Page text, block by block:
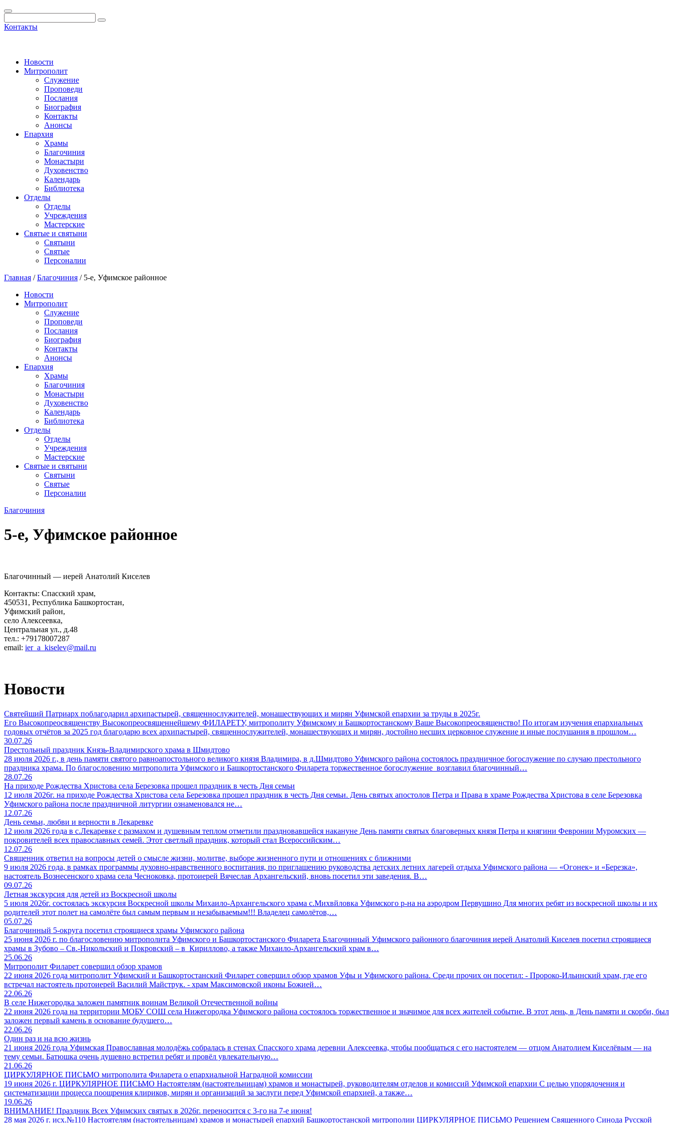
Контакты
Новости
Митрополит
Служение
Проповеди
Послания
Биография
Контакты
Анонсы
Епархия
Храмы
Благочиния
Монастыри
Духовенство
Календарь
Библиотека
Отделы
Отделы
Учреждения
Мастерские
Святые и святыни
Cвятыни
Cвятые
Персоналии
Главная /Благочиния / 5-е, Уфимское районное
Новости
Митрополит
Служение
Проповеди
Послания
Биография
Контакты
Анонсы
Епархия
Храмы
Благочиния
Монастыри
Духовенство
Календарь
Библиотека
Отделы
Отделы
Учреждения
Мастерские
Святые и святыни
Cвятыни
Cвятые
Персоналии
Благочиния
5-е, Уфимское районное
Благочинный — иерей Анатолий Киселев
Контакты: Спасский храм,
450531, Республика Башкортостан,
Уфимский район,
село Алексеевка,
Центральная ул., д.48
тел.: +79178007287
email: ier_a_kiselev@mail.ru
Новости
Святейший Патриарх поблагодарил архипастырей, священнослужителей, монашествующих и мирян Уфимской епархии за труды в 2025г.
Его Высокопреосвященству Высокопреосвященнейшему ФИЛАРЕТУ, митрополиту Уфимскому и Башкортостанскому Ваше Высокопреосвященство! По итогам изучения епархиальных
годовых отчётов за 2025 год благодарю всех архипастырей, священнослужителей, монашествующих и мирян, достойно несших церковное служение и иные послушания в прошлом…
30.07.26
Престольный праздник Князь-Владимирского храма в Шмидтово
28 июля 2026 г., в день памяти святого равноапостольного великого князя Владимира, в д.Шмидтово Уфимского района состоялось праздничное богослужение по случаю престольного
праздника храма. По благословению митрополита Уфимского и Башкортостанского Филарета торжественное богослужение возглавил благочинный…
28.07.26
На приходе Рождества Христова села Березовка прошел праздник в честь Дня семьи
12 июля 2026г. на приходе Рождества Христова села Березовка прошел праздник в честь Дня семьи. День святых апостолов Петра и Права в храме Рождества Христова в селе Березовка
Уфимского района после праздничной литургии ознаменовался не…
12.07.26
День семьи, любви и верности в Лекаревке
12 июля 2026 года в с.Лекаревке с размахом и душевным теплом отметили праздновавшейся накануне День памяти святых благоверных князя Петра и княгини Февронии Муромских —
покровителей всех православных семей. Этот светлый праздник, который стал Всероссийским…
12.07.26
Священник ответил на вопросы детей о смысле жизни, молитве, выборе жизненного пути и отношениях с ближними
9 июля 2026 года, в рамках программы духовно-нравственного воспитания, по приглашению руководства детских летних лагерей отдыха Уфимского района — «Огонек» и «Березка»,
настоятель Вознесенского храма села Чесноковка, протоиерей Вячеслав Архангельский, вновь посетил эти заведения. В…
09.07.26
Летная экскурсия для детей из Воскресной школы
5 июля 2026г. состоялась экскурсия Воскресной школы Михаило-Архангельского храма с.Михвйловка Уфимского р-на на аэродром Первушино Для многих ребят из воскресной школы и их
родителей этот полет на самолёте был самым первым и незабываемым!!! Владелец самолётов,…
05.07.26
Благочинный 5-округа посетил строящиеся храмы Уфимского района
25 июня 2026 г. по благословению митрополита Уфимского и Башкортостанского Филарета Благочинный Уфимского районного благочиния иерей Анатолий Киселев посетил строящиеся
храмы в Зубово – Св.-Никольский и Покровский – в Кириллово, а также Михаило-Архангельский храм в…
25.06.26
Митрополит Филарет совершил обзор храмов
22 июня 2026 года митрополит Уфимский и Башкортостанский Филарет совершил обзор храмов Уфы и Уфимского района. Среди прочих он посетил: - Пророко-Ильинский храм, где его
встречал настоятель протоиерей Василий Майструк. - храм Максимовской иконы Божией…
22.06.26
В селе Нижегородка заложен памятник воинам Великой Отечественной войны
22 июня 2026 года на территории МОБУ СОШ села Нижегородка Уфимского района состоялось торжественное и значимое для всех жителей событие. В этот день, в День памяти и скорби, был
заложен первый камень в основание будущего…
22.06.26
Один раз и на всю жизнь
21 июня 2026 года Уфимская Православная молодёжь собралась в стенах Спасского храма деревни Алексеевка, чтобы пообщаться с его настоятелем — отцом Анатолием Киселёвым — на
тему семьи. Батюшка очень душевно встретил ребят и провёл увлекательную…
21.06.26
ЦИРКУЛЯРНОЕ ПИСЬМО митрополита Филарета о епархиальной Наградной комиссии
19 июня 2026 г. ЦИРКУЛЯРНОЕ ПИСЬМО Настоятелям (настоятельницам) храмов и монастырей, руководителям отделов и комиссий Уфимской епархии С целью упорядочения и
систематизации процесса поощрения клириков, мирян и организаций за заслуги перед Уфимской епархией, а также…
19.06.26
ВНИМАНИЕ! Праздник Всех Уфимских святых в 2026г. переносится с 3-го на 7-е июня!
28 мая 2026 г. исх.№110 Настоятелям (настоятельницам) храмов и монастырей епархий Башкортостанской митрополии ЦИРКУЛЯРНОЕ ПИСЬМО Решением Священного Синода Русской